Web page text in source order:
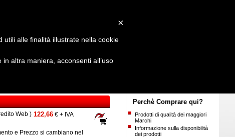
Web ) 122,66 € + IVA
e Prezzo si cambiano nel
Perchè Comprare qui?
Prodotti di qualità dei maggiori
Marchi
Informazione sulla disponibilità
dei prodotti
×
utili alle finalità illustrate nella cookie
altra maniera, acconsenti all’uso